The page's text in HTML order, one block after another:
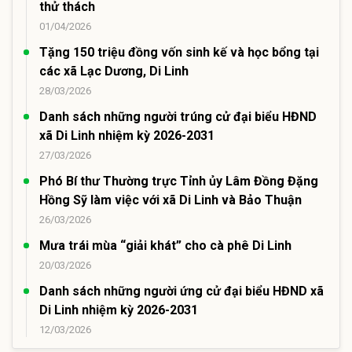
thử thách
01/04/2026
Tặng 150 triệu đồng vốn sinh kế và học bổng tại
các xã Lạc Dương, Di Linh
28/03/2026
Danh sách những người trúng cử đại biểu HĐND
xã Di Linh nhiệm kỳ 2026-2031
27/03/2026
Phó Bí thư Thường trực Tỉnh ủy Lâm Đồng Đặng
Hồng Sỹ làm việc với xã Di Linh và Bảo Thuận
26/03/2026
Mưa trái mùa “giải khát” cho cà phê Di Linh
20/03/2026
Danh sách những người ứng cử đại biểu HĐND xã
Di Linh nhiệm kỳ 2026-2031
12/03/2026